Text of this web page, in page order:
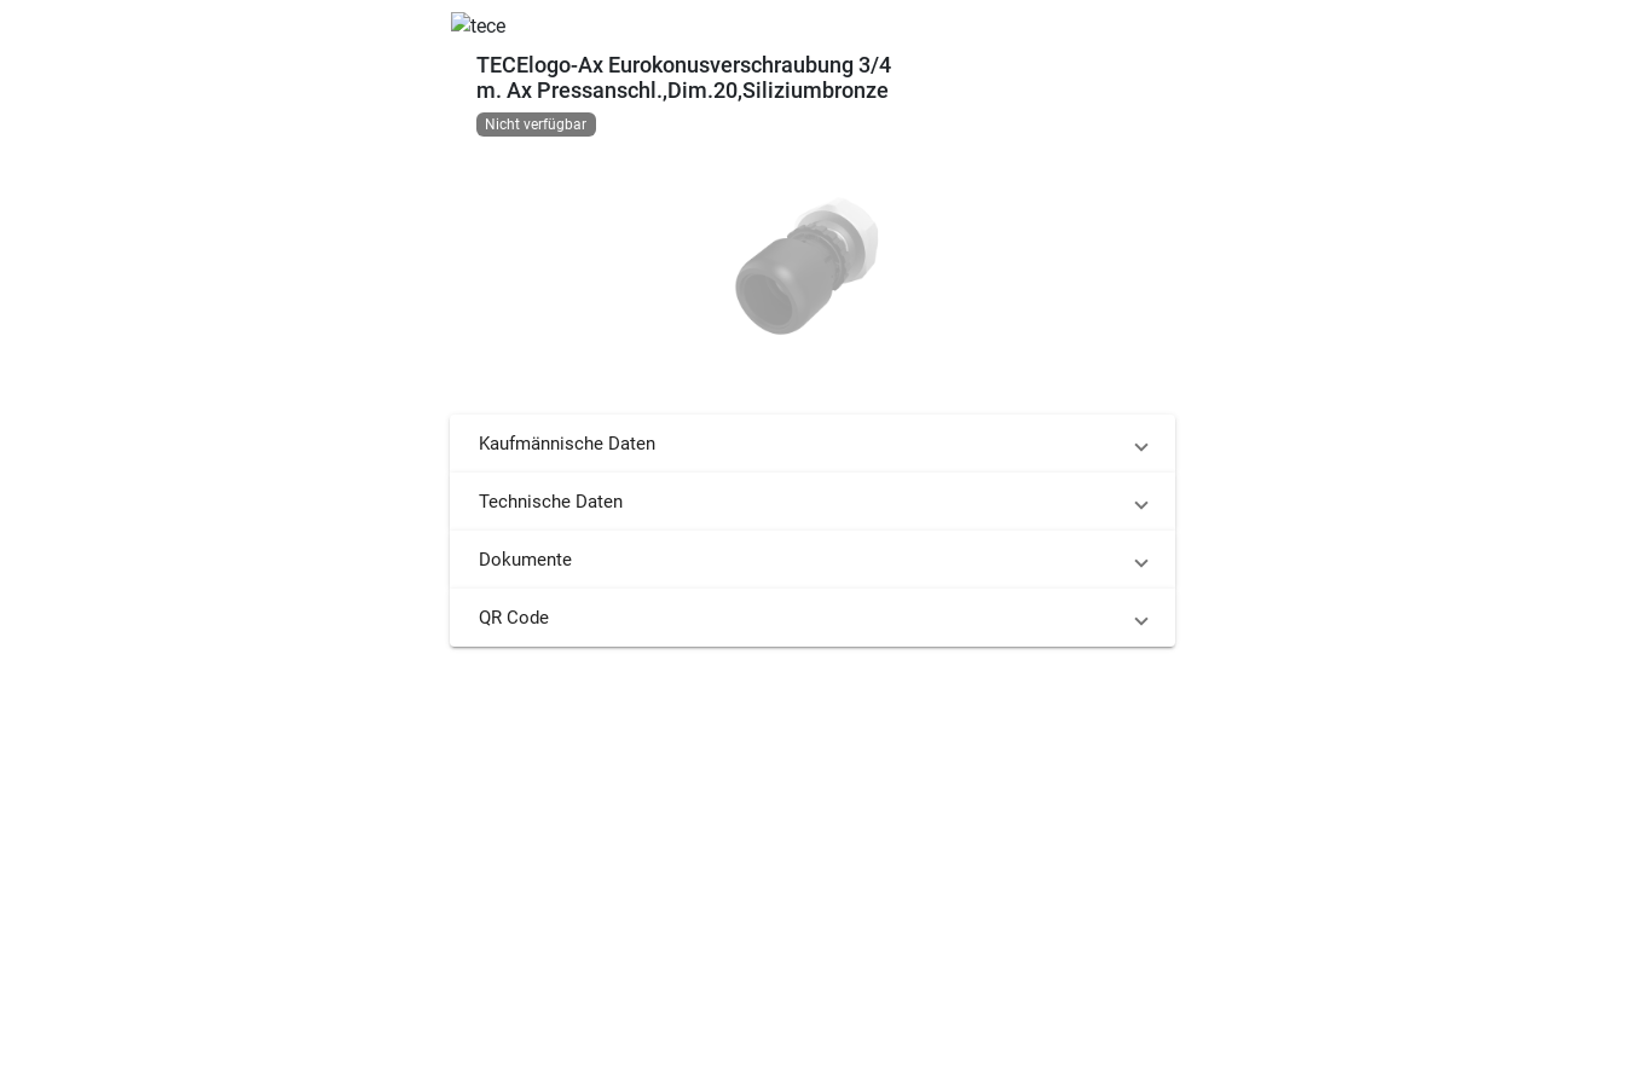
TECElogo-Ax Eurokonusverschraubung 3/4
m. Ax Pressanschl.,Dim.20,Siliziumbronze
Nicht verfügbar
Kaufmännische Daten
Technische Daten
Dokumente
QR Code